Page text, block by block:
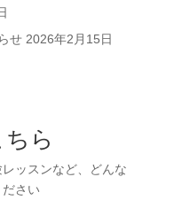
せ 2026年2月15日
ら
ッスンなど、どんな
さい